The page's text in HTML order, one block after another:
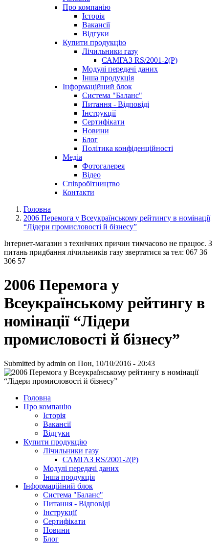
Про компанію
Історія
Вакансії
Відгуки
Купити продукцію
Лічильники газу
САМГАЗ RS/2001-2(Р)
Модулі передачі даних
Інша продукція
Інформаційний блок
Система "Баланс"
Питання - Відповіді
Інструкції
Сертифікати
Новини
Блог
Політика конфіденційності
Медіа
Фотогалерея
Відео
Співробітництво
Контакти
Головна
2006 Перемога у Всеукраїнському рейтингу в номінації
“Лідери промисловості й бізнесу”
Інтернет-магазин з технічних причин тимчасово не працює. З
питань придбання лічильників газу звертатися за тел: 067 36
306 57
2006 Перемога у
Всеукраїнському рейтингу в
номінації “Лідери
промисловості й бізнесу”
Submitted by admin on Пон, 10/10/2016 - 20:43
Головна
Про компанію
Історія
Вакансії
Відгуки
Купити продукцію
Лічильники газу
САМГАЗ RS/2001-2(Р)
Модулі передачі даних
Інша продукція
Інформаційний блок
Система "Баланс"
Питання - Відповіді
Інструкції
Сертифікати
Новини
Блог